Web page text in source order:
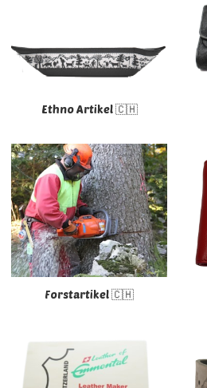
Ethno Artikel 🇨🇭
Forstartikel 🇨🇭